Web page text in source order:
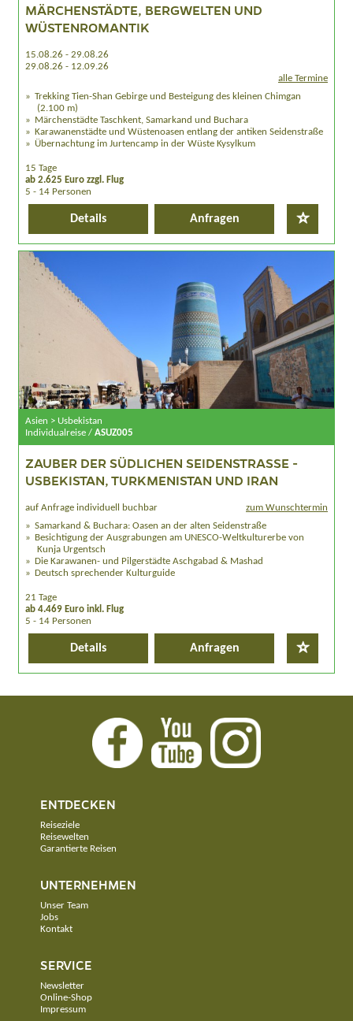
MÄRCHENSTÄDTE, BERGWELTEN UND
WÜSTENROMANTIK
15.08.26 - 29.08.26
29.08.26 - 12.09.26
alle Termine
Trekking Tien-Shan Gebirge und Besteigung des kleinen Chimgan
(2.100 m)
Märchenstädte Taschkent, Samarkand und Buchara
Karawanenstädte und Wüstenoasen entlang der antiken Seidenstraße
Übernachtung im Jurtencamp in der Wüste Kysylkum
15 Tage
ab 2.625 Euro zzgl. Flug
5 - 14 Personen
Details Anfragen
Asien > Usbekistan
Individualreise / ASUZ005
ZAUBER DER SÜDLICHEN SEIDENSTRASSE - U
SBEKISTAN, TURKMENISTAN UND IRAN
auf Anfrage individuell buchbar
zum Wunschtermin
Samarkand & Buchara: Oasen an der alten Seidenstraße
Besichtigung der Ausgrabungen am UNESCO-Weltkulturerbe von
Kunja Urgentsch
Die Karawanen- und Pilgerstädte Aschgabad & Mashad
Deutsch sprechender Kulturguide
21 Tage
ab 4.469 Euro inkl. Flug
5 - 14 Personen
Details Anfragen
ENTDECKEN
Reiseziele
Reisewelten
Garantierte Reisen
UNTERNEHMEN
Unser Team
Jobs
Kontakt
SERVICE
Newsletter
Online-Shop
Impressum